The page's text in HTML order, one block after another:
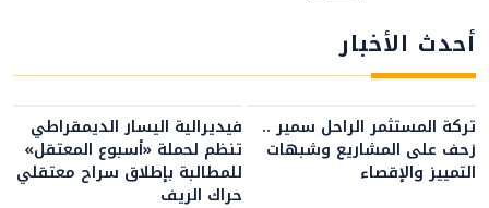
أحدث الأخبار
تركة المستثمر الراحل سمير ..
زحف على المشاريع وشبهات
التمييز والإقصاء
فيديرالية اليسار الديمقراطي
تنظم لحملة «أسبوع المعتقل»
للمطالبة بإطلاق سراح معتقلي
حراك الريف